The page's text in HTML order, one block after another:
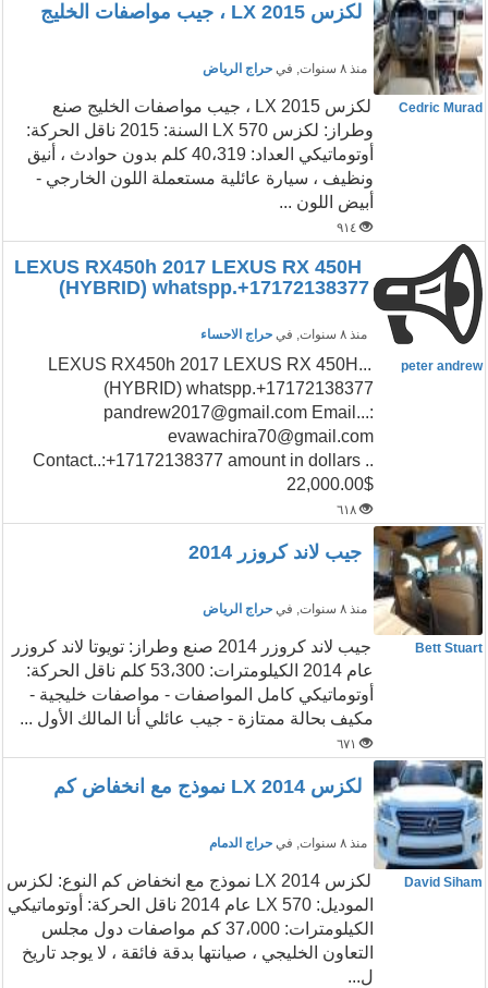
لكزس LX 2015 ، جيب مواصفات الخليج
منذ ٨ سنوات , في حراج الرياض
Cedric Murad
لكزس LX 2015 ، جيب مواصفات الخليج صنع
وطراز: لكزس LX 570 السنة: 2015 ناقل الحركة:
أوتوماتيكي العداد: 40،319 كلم بدون حوادث ، أنيق
ونظيف ، سيارة عائلية مستعملة اللون الخارجي -
أبيض اللون ...
٩١٤
LEXUS RX450h 2017 LEXUS RX 450H
(HYBRID) whatspp.+17172138377
منذ ٨ سنوات , في حراج الاحساء
peter andrew
...LEXUS RX450h 2017 LEXUS RX 450H
(HYBRID) whatspp.+17172138377
pandrew2017@gmail.com Email...:
evawachira70@gmail.com
Contact..:+17172138377 amount in dollars ..
22,000.00$
٦١٨
جيب لاند كروزر 2014
منذ ٨ سنوات , في حراج الرياض
Bett Stuart
جيب لاند كروزر 2014 صنع وطراز: تويوتا لاند كروزر
عام 2014 الكيلومترات: 53،300 كلم ناقل الحركة:
أوتوماتيكي كامل المواصفات - مواصفات خليجية -
مكيف بحالة ممتازة - جيب عائلي أنا المالك الأول ...
٦٧١
لكزس LX 2014 نموذج مع انخفاض كم
منذ ٨ سنوات , في حراج الدمام
David Siham
لكزس LX 2014 نموذج مع انخفاض كم النوع: لكزس
الموديل: LX 570 عام 2014 ناقل الحركة: أوتوماتيكي
الكيلومترات: 37،000 كم مواصفات دول مجلس
التعاون الخليجي ، صيانتها بدقة فائقة ، لا يوجد تاريخ
ل...